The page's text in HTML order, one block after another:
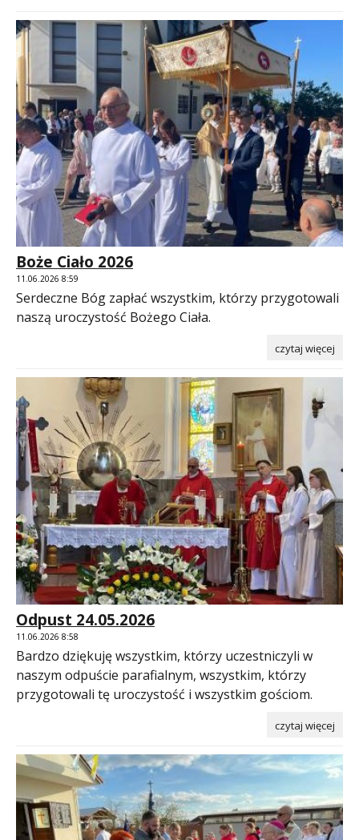
Treść
Boże Ciało 2026
11.06.2026 8:59
Serdeczne Bóg zapłać wszystkim, którzy przygotowali
naszą uroczystość Bożego Ciała.
czytaj więcej
Odpust 24.05.2026
11.06.2026 8:58
Bardzo dziękuję wszystkim, którzy uczestniczyli w
naszym odpuście parafialnym, wszystkim, którzy
przygotowali tę uroczystość i wszystkim gościom.
czytaj więcej